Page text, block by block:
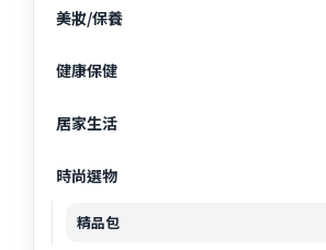
新品上架
官網限定
美妝/保養
臉部保養
口腔護理
彩妝
健康保健
女性保養
居家生活
杯壺用品
生活家電
時尚選物
精品包